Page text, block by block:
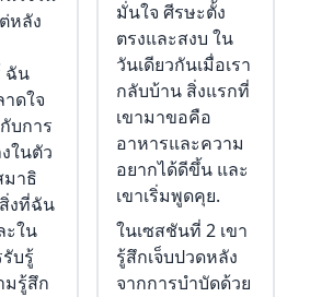
หลัง
ฉัน
ดใจ
บการ
ในตัว
มาธิ
งที่ฉัน
ะใน
บรู้
มรู้สึก
มั่นใจ ศีรษะตั้ง
ตรงและสงบ ใน
วันเดียวกันเมื่อเรา
กลับบ้าน สิ่งแรกที่
เขามาขอคือ
อาหารและความ
อยากได้ดีขึ้น และ
เขาเริ่มพูดคุย.
ในเซสชันที่ 2 เขา
รู้สึกเจ็บปวดหลัง
จากการบำบัดด้วย